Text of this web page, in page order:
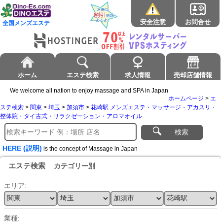
全国メンズエステ 安全注意 お問合せ
ホーム エステ検索 求人情報 売却店舗情報
We welcome all nation to enjoy massage and SPA in Japan
ホームページ > エ
ステ検索 > 関東 > 埼玉 > 加須市 > 花崎駅 メンズエステ・マッサージ・アカスリ・
整体院・タイ古式・リラクゼーション・アロマオイル
検索
HERE (説明) is the concept of Massage in Japan
エステ検索 カテゴリー別
エリア:
業種: